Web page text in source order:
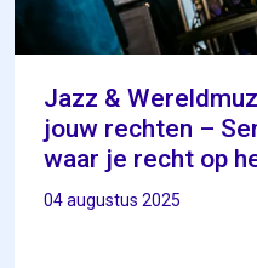
Jazz &
jouw rechten –
waar je recht op
04 augustus 2025